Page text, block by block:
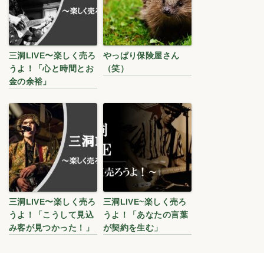
三洞LIVE〜楽しく売ろ
うよ！「心と時間とお
金の余裕」
やっぱり保険屋さん
（笑）
三洞LIVE〜楽しく売ろ
うよ！「こうして見込
み客が見つかった！」
三洞LIVE~楽しく売ろ
うよ！「あなたの言葉
が契約を生む」